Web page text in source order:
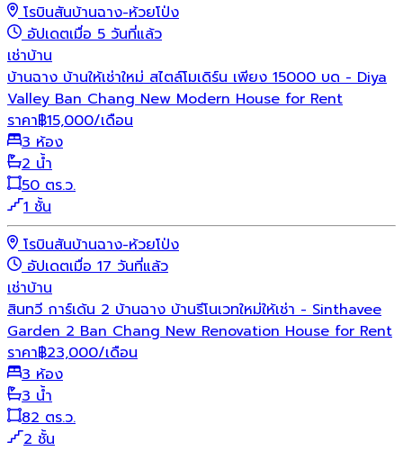
โรบินสันบ้านฉาง-ห้วยโป่ง
อัปเดตเมื่อ 5 วันที่แล้ว
เช่าบ้าน
บ้านฉาง บ้านให้เช่าใหม่ สไตล์โมเดิร์น เพียง 15000 บด - Diya
Valley Ban Chang New Modern House for Rent
ราคา฿15,000/เดือน
3 ห้อง
2 น้ำ
50 ตร.ว.
1 ชั้น
โรบินสันบ้านฉาง-ห้วยโป่ง
อัปเดตเมื่อ 17 วันที่แล้ว
เช่าบ้าน
สินทวี การ์เด้น 2 บ้านฉาง บ้านรีโนเวทใหม่ให้เช่า - Sinthavee
Garden 2 Ban Chang New Renovation House for Rent
ราคา฿23,000/เดือน
3 ห้อง
3 น้ำ
82 ตร.ว.
2 ชั้น